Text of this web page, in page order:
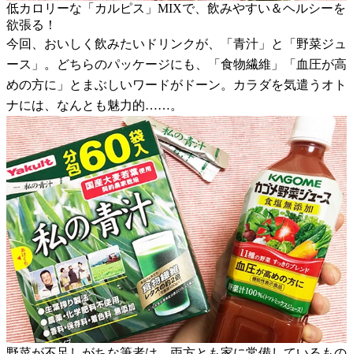
低カロリーな「カルピス」MIXで、飲みやすい＆ヘルシーを
欲張る！
今回、おいしく飲みたいドリンクが、「青汁」と「野菜ジュ
ース」。どちらのパッケージにも、「食物繊維」「血圧が高
めの方に」とまぶしいワードがドーン。カラダを気遣うオト
ナには、なんとも魅力的……。